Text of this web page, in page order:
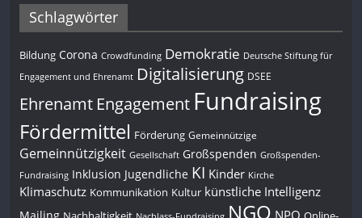
Schlagwörter
Bildung Corona Crowdfunding Demokratie Deutsche Stiftung für
Engagement und Ehrenamt Digitalisierung DSEE
Ehrenamt Engagement Fundraising
Fördermittel Förderung Gemeinnützige
Gemeinnützigkeit Gesellschaft Großspenden Großspenden-
Fundraising Inklusion Jugendliche KI Kinder Kirche
Klimaschutz Kommunikation Kultur künstliche Intelligenz
NGO